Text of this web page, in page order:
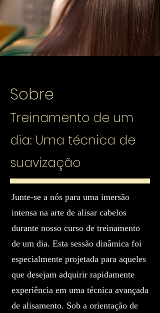
Sobre
Treinamento de um
dia: Uma técnica de
suavização
Junte-se a nós para uma imersão
intensa na arte de alisar cabelos
durante nosso curso de treinamento
de um dia. Esta sessão dinâmica foi
especialmente projetada para aqueles
que desejam adquirir rapidamente
experiência em uma técnica avançada
de alisamento. Sob a orientação de